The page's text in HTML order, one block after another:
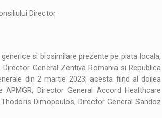
Director
si biosimilare prezente pe piata locala,
General Zentiva Romania si Republica
din 2 martie 2023, acesta fiind al doilea
Director General Accord Healthcare
Dimopoulos, Director General Sandoz